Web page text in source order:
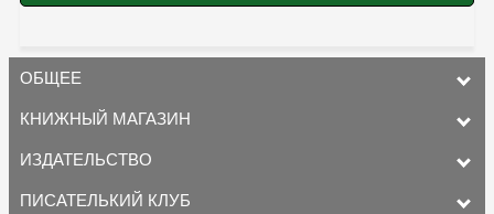
ОБЩЕЕ
КНИЖНЫЙ МАГАЗИН
ИЗДАТЕЛЬСТВО
ПИСАТЕЛЬКИЙ КЛУБ